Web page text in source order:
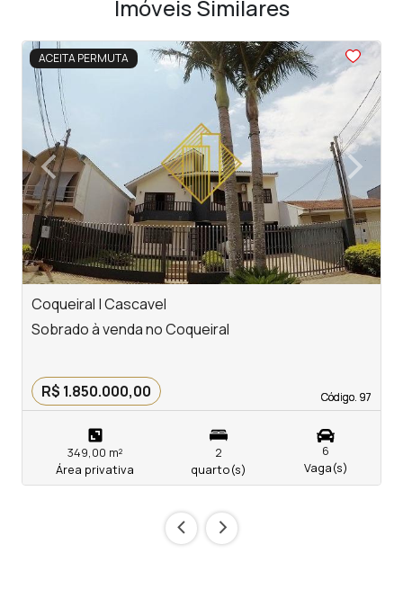
Imóveis Similares
ACEITA PERMUTA
<<<<
‹Previous ›
Next
Coqueiral | Cascavel
Código. 97
Código. 97
Sobrado à venda no Coqueiral
R$ 1.850.000,00
349,00 m²
Área privativa
2
quarto(s)
6
Vaga(s)
‹ ›